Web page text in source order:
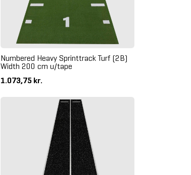
Numbered Heavy Sprinttrack Turf (2B)
Width 200 cm u/tape
1.073,75 kr.